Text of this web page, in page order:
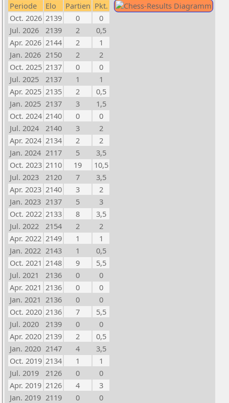
Periode Elo Partien Pkt.
Oct. 2026 2139 0
0
Jul. 2026
2139 2
0,5
Apr. 2026 2144 2
1
Jan. 2026 2150 2
2
Oct. 2025 2137 0
0
Jul. 2025
2137 1
1
Apr. 2025 2135 2
0,5
Jan. 2025 2137 3
1,5
Oct. 2024 2140 0
0
Jul. 2024
2140 3
2
Apr. 2024 2134 2
2
Jan. 2024 2117 5
3,5
Oct. 2023 2110 19
10,5
Jul. 2023
2120 7
3,5
Apr. 2023 2140 3
2
Jan. 2023 2137 5
3
Oct. 2022 2133 8
3,5
Jul. 2022
2154 2
2
Apr. 2022 2149 1
1
Jan. 2022 2143 1
0,5
Oct. 2021 2148 9
5,5
Jul. 2021
2136 0
0
Apr. 2021 2136 0
0
Jan. 2021 2136 0
0
Oct. 2020 2136 7
5,5
Jul. 2020
2139 0
0
Apr. 2020 2139 2
0,5
Jan. 2020 2147 4
3,5
Oct. 2019 2134 1
1
Jul. 2019
2126 0
0
Apr. 2019 2126 4
3
Jan. 2019 2119 0
0